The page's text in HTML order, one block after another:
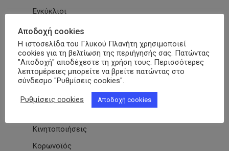
Εγκύκλιοι
Εθνικές & Διεθνείς Συμβάσεις
Εκδηλώσεις Συλλόγων
Εκπαίδευση
Εκπαιδευτικά Μαθήματα
Επιστημονικά Άρθρα
Κινητοποιήσεις
Κορωνοϊός
Αποδοχή cookies
Η ιστοσελίδα του Γλυκού Πλανήτη χρησιμοποιεί
cookies για τη βελτίωση της περιήγησής σας. Πατώντας
"Αποδοχή" αποδέχεστε τη χρήση τους. Περισσότερες
λεπτομέρειες μπορείτε να βρείτε πατώντας στο
σύνδεσμο "Ρυθμίσεις cookies".
Ρυθμίσεις cookies Αποδοχή cookies